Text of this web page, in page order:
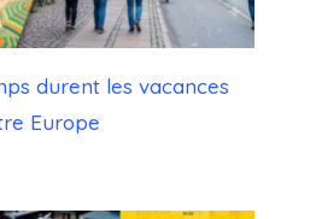
durent les vacances
Europe